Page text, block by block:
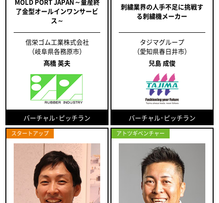
MOLD PORT JAPAN～量産終
了金型オールインワンサービ
ス～
信栄ゴム工業株式会社
（岐阜県各務原市）
髙橋 英夫
バーチャル･ピッチラン
刺繍業界の人手不足に挑戦す
る刺繍機メーカー
タジマグループ
（愛知県春日井市）
兒島 成俊
バーチャル･ピッチラン
スタートアップ アトツギベンチャー